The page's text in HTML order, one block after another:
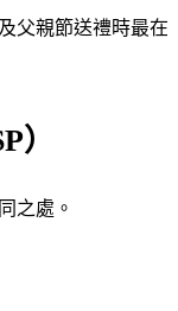
父親節送禮時最在
）
之處。